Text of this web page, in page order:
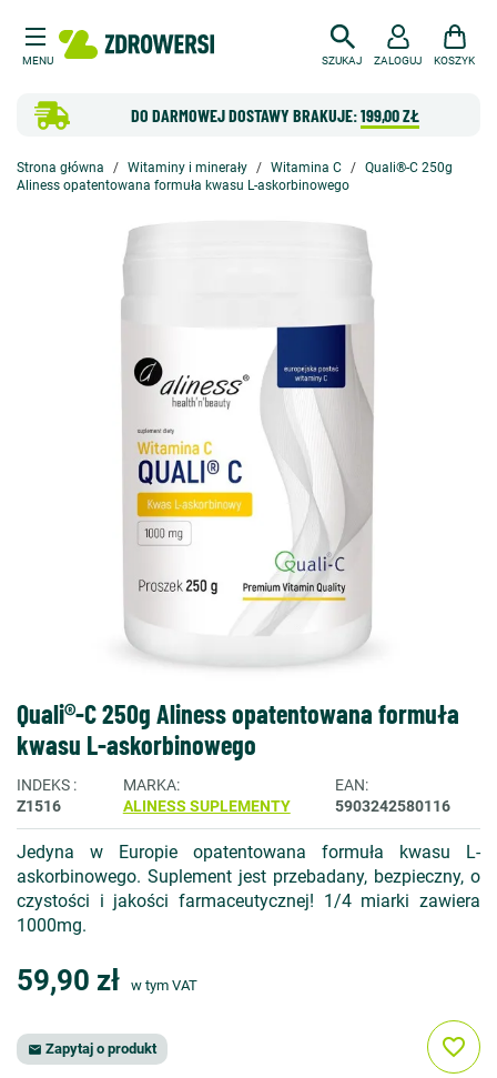
MENU SZUKAJ
DO DARMOWEJ DOSTAWY BRAKUJE:199,00 ZŁ
ZALOGUJ KOSZYK
Strona główna Witaminy i minerały Witamina C
Quali®-C 250g
Aliness opatentowana formuła kwasu L-askorbinowego
Quali®-C 250g Aliness opatentowana formuła
kwasu L-askorbinowego
INDEKS
Z1516
MARKA
ALINESS SUPLEMENTY
EAN
5903242580116
Jedyna w Europie opatentowana formuła kwasu L-
askorbinowego. Suplement jest przebadany, bezpieczny, o
czystości i jakości farmaceutycznej! 1/4 miarki zawiera
1000mg.
59,90 zł w tym VAT
 Zapytaj o produkt favorite_border